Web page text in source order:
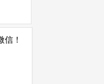
！